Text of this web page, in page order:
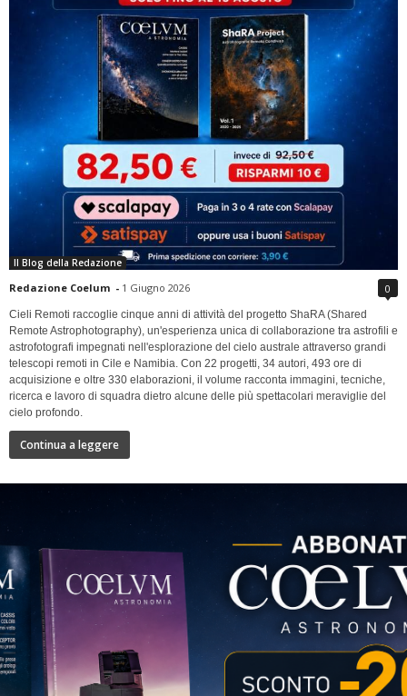
Il Blog della Redazione
Redazione Coelum - 1 Giugno 2026 0
Cieli Remoti raccoglie cinque anni di attività del progetto ShaRA (Shared
Remote Astrophotography), un'esperienza unica di collaborazione tra astrofili e
astrofotografi impegnati nell'esplorazione del cielo australe attraverso grandi
telescopi remoti in Cile e Namibia. Con 22 progetti, 34 autori, 493 ore di
acquisizione e oltre 330 elaborazioni, il volume racconta immagini, tecniche,
ricerca e lavoro di squadra dietro alcune delle più spettacolari meraviglie del
cielo profondo.
Continua a leggere